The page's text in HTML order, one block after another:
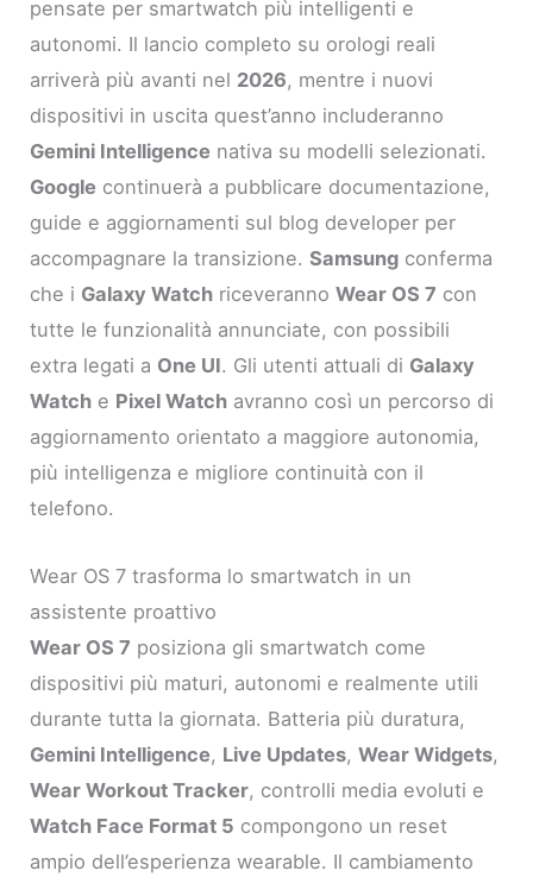
pensate per smartwatch più intelligenti e
autonomi. Il lancio completo su orologi reali
arriverà più avanti nel 2026, mentre i nuovi
dispositivi in uscita quest’anno includeranno
Gemini Intelligence nativa su modelli selezionati.
Google continuerà a pubblicare documentazione,
guide e aggiornamenti sul blog developer per
accompagnare la transizione.Samsung conferma
che i Galaxy Watch riceverannoWear OS 7 con
tutte le funzionalità annunciate, con possibili
extra legati a One UI. Gli utenti attuali di Galaxy
Watch e Pixel Watch avranno così un percorso di
aggiornamento orientato a maggiore autonomia,
più intelligenza e migliore continuità con il
telefono.
Wear OS 7 trasforma lo smartwatch in un
assistente proattivo
Wear OS 7 posiziona gli smartwatch come
dispositivi più maturi, autonomi e realmente utili
durante tutta la giornata. Batteria più duratura,
Gemini Intelligence, Live Updates,Wear Widgets,
Wear Workout Tracker, controlli media evoluti e
Watch Face Format 5 compongono un reset
ampio dell’esperienza wearable. Il cambiamento